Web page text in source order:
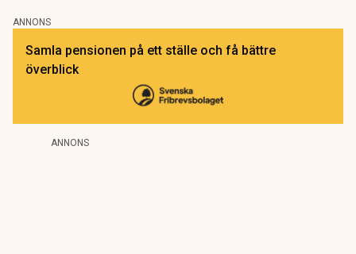
ANNONS
Samla pensionen på ett ställe och få bättre
överblick
ANNONS